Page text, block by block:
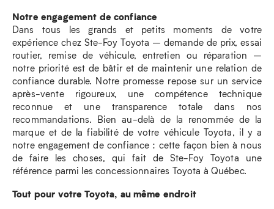
Notre engagement de confiance
Dans tous les grands et petits moments de votre
expérience chez Ste-Foy Toyota – demande de prix, essai
routier, remise de véhicule, entretien ou réparation –
notre priorité est de bâtir et de maintenir une relation de
confiance durable. Notre promesse repose sur un service
après-vente rigoureux, une compétence technique
reconnue et une transparence totale dans nos
recommandations. Bien au-delà de la renommée de la
marque et de la fiabilité de votre véhicule Toyota, il y a
notre engagement de confiance : cette façon bien à nous
de faire les choses, qui fait de Ste-Foy Toyota une
référence parmi les concessionnaires Toyota à Québec.
Tout pour votre Toyota, au même endroit